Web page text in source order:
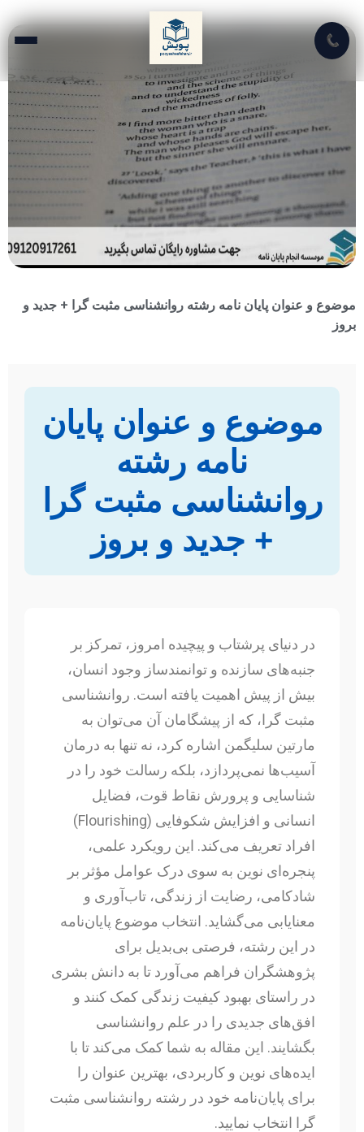
📞
موضوع و عنوان پایان نامه رشته روانشناسی مثبت گرا + جدید و
بروز
موضوع و عنوان پایان
نامه رشته
روانشناسی مثبت گرا
+ جدید و بروز
در دنیای پرشتاب و پیچیده امروز، تمرکز بر
جنبه‌های سازنده و توانمندساز وجود انسان،
بیش از پیش اهمیت یافته است. روانشناسی
مثبت گرا، که از پیشگامان آن می‌توان به
مارتین سلیگمن اشاره کرد، نه تنها به درمان
آسیب‌ها نمی‌پردازد، بلکه رسالت خود را در
شناسایی و پرورش نقاط قوت، فضایل
انسانی و افزایش شکوفایی (Flourishing)
افراد تعریف می‌کند. این رویکرد علمی،
پنجره‌ای نوین به سوی درک عوامل مؤثر بر
شادکامی، رضایت از زندگی، تاب‌آوری و
معنایابی می‌گشاید. انتخاب موضوع پایان‌نامه
در این رشته، فرصتی بی‌بدیل برای
پژوهشگران فراهم می‌آورد تا به دانش بشری
در راستای بهبود کیفیت زندگی کمک کنند و
افق‌های جدیدی را در علم روانشناسی
بگشایند. این مقاله به شما کمک می‌کند تا با
ایده‌های نوین و کاربردی، بهترین عنوان را
برای پایان‌نامه خود در رشته روانشناسی مثبت
گرا انتخاب نمایید.